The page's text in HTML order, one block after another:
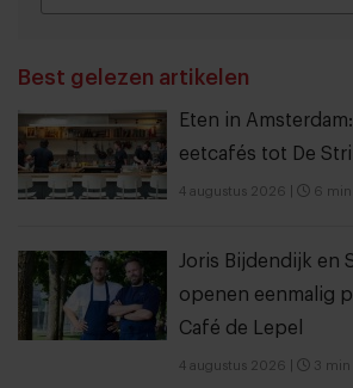
Best gelezen artikelen
Eten in
eetcafés tot De
4 augustus 2026 6 min
Joris Bijdendijk en
openen eenmalig
Café de Lepel
4 augustus 2026 3 min